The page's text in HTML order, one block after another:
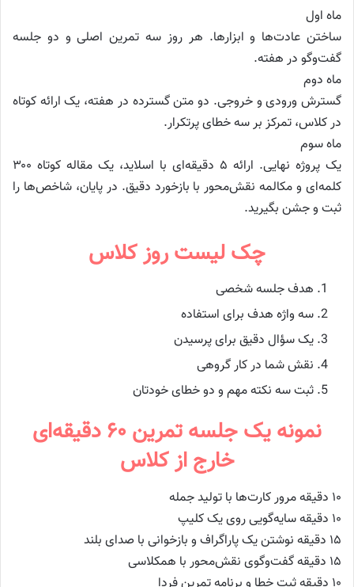
ماه اول
ساختن عادت‌ها و ابزارها. هر روز سه تمرین اصلی و دو جلسه
گفت‌وگو در هفته.
ماه دوم
گسترش ورودی و خروجی. دو متن گسترده در هفته، یک ارائه کوتاه
در کلاس، تمرکز بر سه خطای پرتکرار.
ماه سوم
یک پروژه نهایی. ارائه ۵ دقیقه‌ای با اسلاید، یک مقاله کوتاه ۳۰۰
کلمه‌ای و مکالمه نقش‌محور با بازخورد دقیق. در پایان، شاخص‌ها را
ثبت و جشن بگیرید.
چک‌ لیست روز کلاس
هدف جلسه شخصی
سه واژه هدف برای استفاده
یک سؤال دقیق برای پرسیدن
نقش شما در کار گروهی
ثبت سه نکته مهم و دو خطای خودتان
نمونه یک جلسه تمرین ۶۰ دقیقه‌ای
خارج از کلاس
۱۰ دقیقه مرور کارت‌ها با تولید جمله
۱۰ دقیقه سایه‌گویی روی یک کلیپ
۱۵ دقیقه نوشتن یک پاراگراف و بازخوانی با صدای بلند
۱۵ دقیقه گفت‌وگوی نقش‌محور با همکلاسی
۱۰ دقیقه ثبت خطا و برنامه تمرین فردا